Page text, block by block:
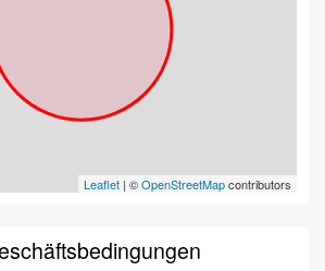
Leaflet | ©OpenStreetMapcontributors